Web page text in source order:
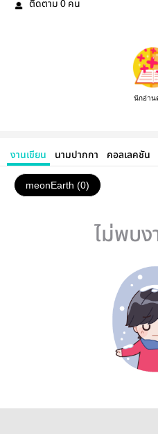
ติดตาม 0 คน
นักอ่าน
งานเขียน นามปากกา คอลเลคชัน
meonEarth (0)
ไม่พบง